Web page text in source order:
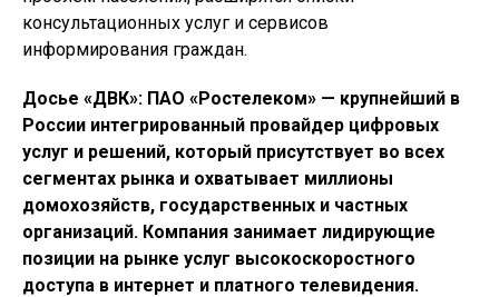
консультационных услуг и сервисов
информирования граждан.
Досье «ДВК»: ПАО «Ростелеком» — крупнейший в
России интегрированный провайдер цифровых
услуг и решений, который присутствует во всех
сегментах рынка и охватывает миллионы
домохозяйств, государственных и частных
организаций. Компания занимает лидирующие
позиции на рынке услуг высокоскоростного
доступа в интернет и платного телевидения.